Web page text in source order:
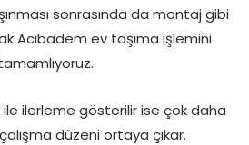
sonrasında da montaj gibi
Acıbadem ev taşıma işlemini
ilerleme gösterilir ise çok daha
düzeni ortaya çıkar.